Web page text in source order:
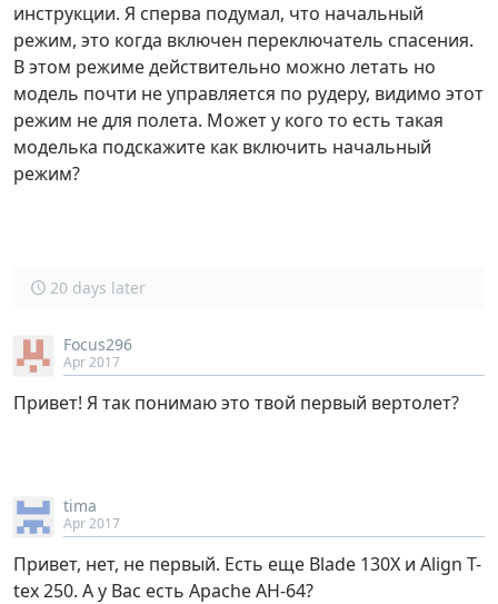
инструкции. Я сперва подумал, что начальный
режим, это когда включен переключатель спасения.
В этом режиме действительно можно летать но
модель почти не управляется по рудеру, видимо этот
режим не для полета. Может у кого то есть такая
моделька подскажите как включить начальный
режим?
20 days later
Focus296
Apr 2017
Привет! Я так понимаю это твой первый вертолет?
tima
Apr 2017
Привет, нет, не первый. Есть еще Blade 130X и Align T-
tex 250. А у Вас есть Apache AH-64?